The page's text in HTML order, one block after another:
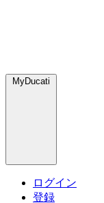
MyDucati
ログイン
登録